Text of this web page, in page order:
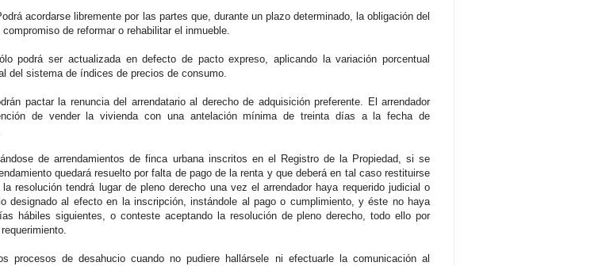
acordarse libremente por las partes que, durante un plazo determinado, la obligación del
de reformar o rehabilitar el inmueble.
podrá ser actualizada en defecto de pacto expreso, aplicando la variación porcentual
del sistema de índices de precios de consumo.
pactar la renuncia del arrendatario al derecho de adquisición preferente. El arrendador
de vender la vivienda con una antelación mínima de treinta días a la fecha de
de arrendamientos de finca urbana inscritos en el Registro de la Propiedad, si se
quedará resuelto por falta de pago de la renta y que deberá en tal caso restituirse
resolución tendrá lugar de pleno derecho una vez el arrendador haya requerido judicial o
designado al efecto en la inscripción, instándole al pago o cumplimiento, y éste no haya
hábiles siguientes, o conteste aceptando la resolución de pleno derecho, todo ello por
procesos de desahucio cuando no pudiere hallársele ni efectuarle la comunicación al